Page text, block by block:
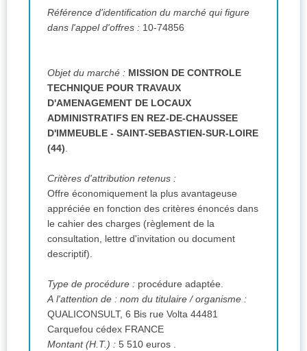
Référence d'identification du marché qui figure
dans l'appel d'offres : 10-74856
Objet du marché : MISSION DE CONTROLE
TECHNIQUE POUR TRAVAUX
D'AMENAGEMENT DE LOCAUX
ADMINISTRATIFS EN REZ-DE-CHAUSSEE
D'IMMEUBLE - SAINT-SEBASTIEN-SUR-LOIRE
(44).
Critères d'attribution retenus :
Offre économiquement la plus avantageuse
appréciée en fonction des critères énoncés dans
le cahier des charges (règlement de la
consultation, lettre d'invitation ou document
descriptif).
Type de procédure : procédure adaptée.
A l'attention de : nom du titulaire / organisme :
QUALICONSULT, 6 Bis rue Volta 44481
Carquefou cédex FRANCE
Montant (H.T.) : 5 510 euros .